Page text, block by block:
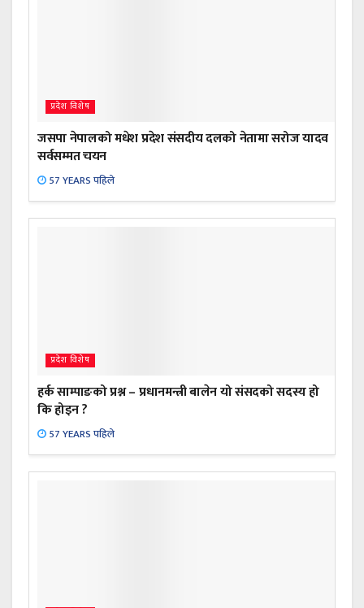
प्रदेश विशेष
जसपा नेपालको मधेश प्रदेश संसदीय दलको नेतामा सरोज यादव
सर्वसम्मत चयन
57 YEARS पहिले
प्रदेश विशेष
हर्क साम्पाङको प्रश्न – प्रधानमन्त्री बालेन यो संसदको सदस्य हो
कि होइन ?
57 YEARS पहिले